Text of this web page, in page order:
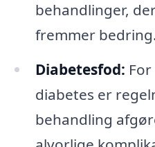
behandlinger,
fremmer bedring.
Diabetesfod:
diabetes er
behandling